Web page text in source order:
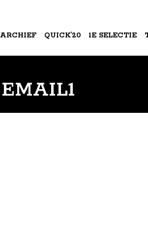
ARCHIEF QUICK’20 1E SELECTIE
EMAIL1